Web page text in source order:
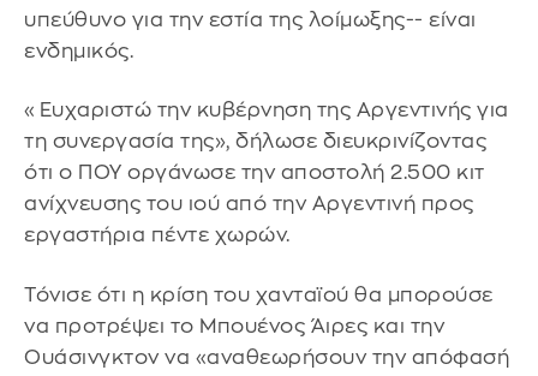
υπεύθυνο για την εστία της λοίμωξης-- είναι
ενδημικός.
«Ευχαριστώ την κυβέρνηση της Αργεντινής για
τη συνεργασία της», δήλωσε διευκρινίζοντας
ότι ο ΠΟΥ οργάνωσε την αποστολή 2.500 κιτ
ανίχνευσης του ιού από την Αργεντινή προς
εργαστήρια πέντε χωρών.
Τόνισε ότι η κρίση του χανταϊού θα μπορούσε
να προτρέψει το Μπουένος Άιρες και την
Ουάσινγκτον να «αναθεωρήσουν την απόφασή